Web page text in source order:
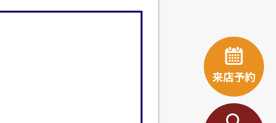
来店予約